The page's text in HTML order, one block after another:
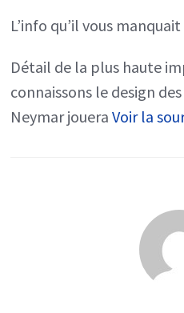
L’info qu’il vous
Détail de la plus haute
connaissons le design
Neymar joueraVoir la